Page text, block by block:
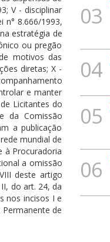
V - disciplinar
n° 8.666/1993,
estratégia de
ou pregão
motivos das
diretas; X -
e manter
Licitantes do
da Comissão
a publicação
mundial de
à Procuradoria
a omissão
deste artigo
do art. 24, da
nos incisos I e
de
03
04
05
06